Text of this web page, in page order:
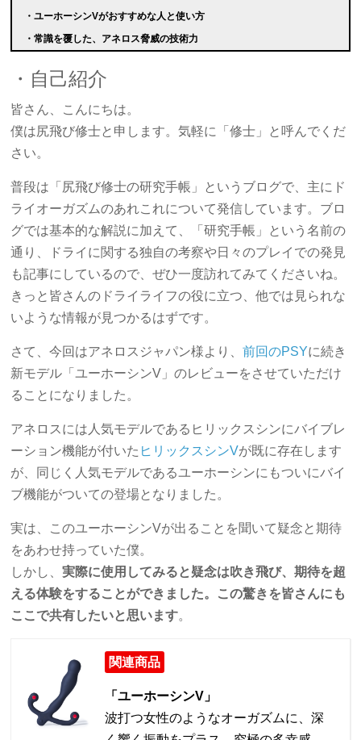
・ユーホーシンVがおすすめな人と使い方
・常識を覆した、アネロス脅威の技術力
・自己紹介
皆さん、こんにちは。
僕は尻飛び修士と申します。気軽に「修士」と呼んでくだ
さい。
普段は「尻飛び修士の研究手帳」というブログで、主にド
ライオーガズムのあれこれについて発信しています。ブロ
グでは基本的な解説に加えて、「研究手帳」という名前の
通り、ドライに関する独自の考察や日々のプレイでの発見
も記事にしているので、ぜひ一度訪れてみてくださいね。
きっと皆さんのドライライフの役に立つ、他では見られな
いような情報が見つかるはずです。
さて、今回はアネロスジャパン様より、前回のPSYに続き
新モデル「ユーホーシンV」のレビューをさせていただけ
ることになりました。
アネロスには人気モデルであるヒリックスシンにバイブレ
ーション機能が付いた ヒリックスシンVが既に存在します
が、同じく人気モデルであるユーホーシンにもついにバイ
ブ機能がついての登場となりました。
実は、このユーホーシンVが出ることを聞いて疑念と期待
をあわせ持っていた僕。
しかし、実際に使用してみると疑念は吹き飛び、期待を超
える体験をすることができました。この驚きを皆さんにも
ここで共有したいと思います。
関連商品
「ユーホーシンV」
波打つ女性のようなオーガズムに、深